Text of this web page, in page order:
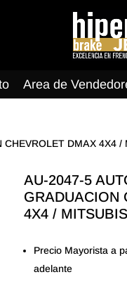
Area de
DMAX 4X4 /
AU-2047-5
GRADUACION
4X4 /
Precio Mayorista a
adelante